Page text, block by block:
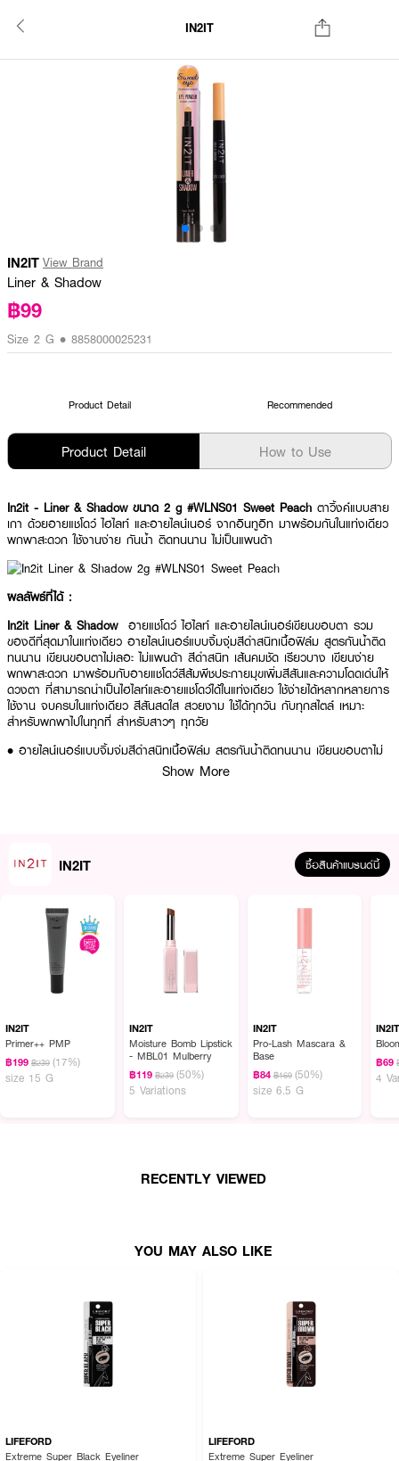
IN2IT
IN2IT View Brand
Liner & Shadow
฿99
Size 2 G • 8858000025231
Product Detail Recommended
Product Detail How to Use
In2it - Liner & Shadow ขนาด 2 g #WLNS01 Sweet Peach ตาวิ้งค์แบบสาย
เกา ด้วยอายแชโดว์ ไฮไลท์ และอายไลน์เนอร์ จากอินทูอิท มาพร้อมกันในแท่งเดียว
พกพาสะดวก ใช้งานง่าย กันน้ำ ติดทนนาน ไม่เป็นแพนด้า
ผลลัพธ์ที่ได้ :
In2it Liner & Shadow
อายแชโดว์ ไฮไลท์ และอายไลน์เนอร์เขียนขอบตา รวม
ของดีที่สุดมาในแท่งเดียว อายไลน์เนอร์แบบจิ้มจุ่มสีดำสนิทเนื้อฟิล์ม สูตรกันน้ำติด
ทนนาน เขียนขอบตาไม่เลอะ ไม่แพนด้า สีดำสนิท เส้นคมชัด เรียวบาง เขียนง่าย
พกพาสะดวก มาพร้อมกับอายแชโดว์สีส้มพีชประกายมุขเพิ่มสีสันและความโดดเด่นให้
ดวงตา ที่สามารถนำเป็นไฮไลท์และอายแชโดว์ได้ในแท่งเดียว ใช้ง่ายได้หลากหลายการ
ใช้งาน จบครบในแท่งเดียว สีสันสดใส สวยงาม ใช้ได้ทุกวัน กับทุกสไตล์ เหมาะ
สำหรับพกพาไปในทุกที่ สำหรับสาวๆ ทุกวัย
• อายไลน์เนอร์แบบจิ้มจุ่มสีดำสนิทเนื้อฟิล์ม สูตรกันน้ำติดทนนาน เขียนขอบตาไม่
In2it Liner & Shadow เขียนขอบตาบน-ล่าง โดยเขียนใช้ชิดแนวขนตามากที่สุด
Show More
IN2IT ซื้อสินค้าแบรนด์นี้
IN2IT
Primer++ PMP
฿199 ฿239 (17%)
size 15 G
IN2IT
Moisture Bomb Lipstick
- MBL01 Mulberry
฿119 ฿239 (50%)
5 Variations
IN2IT
Pro-Lash Mascara &
Base
฿84 ฿169 (50%)
size 6.5 G
฿69
4
RECENTLY VIEWED
YOU MAY ALSO LIKE
LIFEFORD
Extreme Super Black Eyeliner
LIFEFORD
Extreme Super Eyeliner